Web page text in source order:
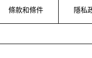
條款和條件 隱私